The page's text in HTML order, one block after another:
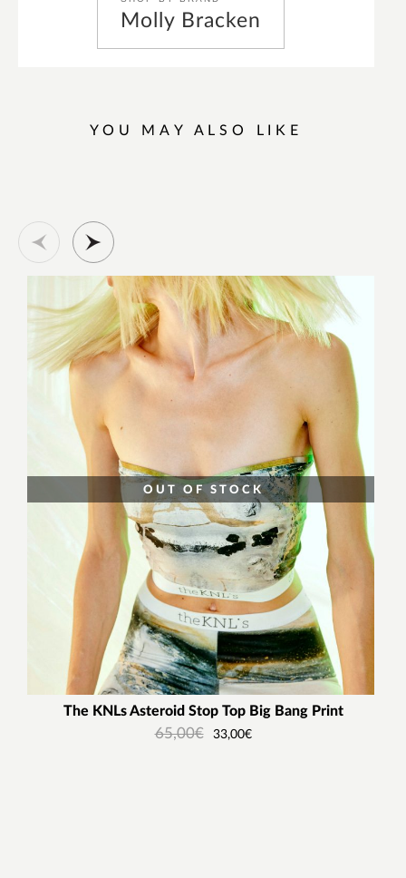
Molly Bracken
YOU MAY ALSO LIKE
OUT OF STOCK
The KNLs Asteroid Stop Top Big Bang Print
65,00€ 33,00€